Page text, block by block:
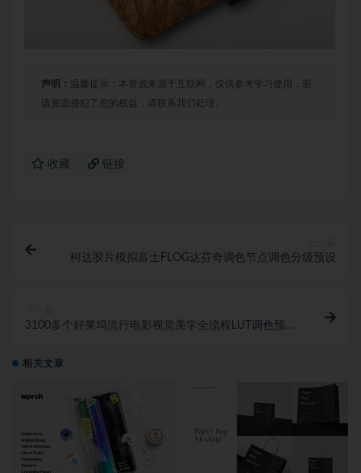
声明： 温馨提示：本资源来源于互联网，仅供参考学习使用，若
该资源侵犯了您的权益，请联系我们处理。
收藏 链接
柯达胶片模拟富士FLOG达芬奇调色节点调色分级预设
3100多个好莱坞流行电影视觉美学全流程LUT调色预设
相关文章